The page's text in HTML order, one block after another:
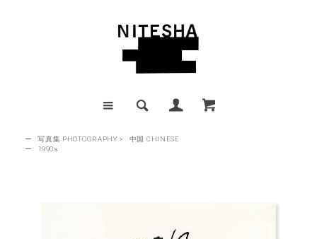
ー 写真集 PHOTOGRAPHY >
中国 CHINESE
ー
1990s